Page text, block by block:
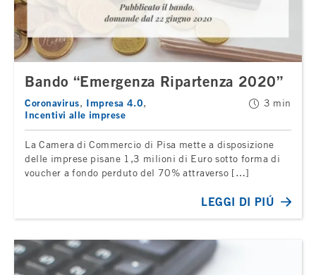
Bando “Emergenza Ripartenza 2020”
Coronavirus
Impresa 4.0
Incentivi alle imprese
3 min
La Camera di Commercio di Pisa mette a disposizione
delle imprese pisane 1,3 milioni di Euro sotto forma di
voucher a fondo perduto del 70% attraverso […]
LEGGI DI PIÚ